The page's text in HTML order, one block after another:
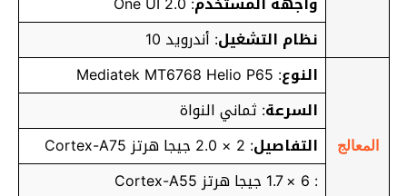
نظام التشغيل: أندرويد 10
المعالج
النوع: Mediatek MT6768 Helio P65
السرعة: ثماني النواة
التفاصيل: 2 × 2.0 جيجا هرتز Cortex-A75
: 6 × 1.7 جيجا هرتز Cortex-A55